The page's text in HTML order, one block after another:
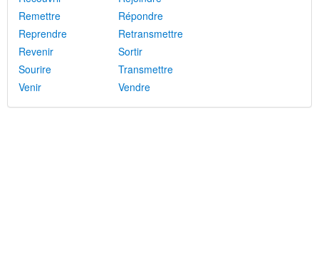
Remettre
Répondre
Reprendre
Retransmettre
Revenir
Sortir
Sourire
Transmettre
Venir
Vendre